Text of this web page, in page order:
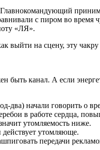
с пиром во время
«ЛЯ».
на сцену, эту
канал. А если
начали говорить о
в работе сердца,
утомляемость ниже.
действует утомляюще.
передачи